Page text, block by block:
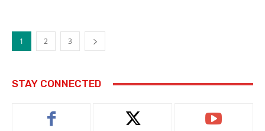
1 2 3
STAY CONNECTED